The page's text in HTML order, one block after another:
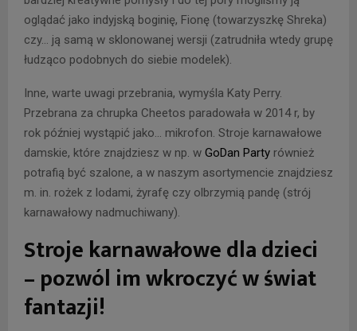
oglądać jako indyjską boginię, Fionę (towarzyszkę Shreka)
czy… ją samą w sklonowanej wersji (zatrudniła wtedy grupę
łudząco podobnych do siebie modelek).
Inne, warte uwagi przebrania, wymyśla Katy Perry.
Przebrana za chrupka Cheetos paradowała w 2014 r, by
rok później wystąpić jako… mikrofon. Stroje karnawałowe
damskie, które znajdziesz w np. w GoDan Party również
potrafią być szalone, a w naszym asortymencie znajdziesz
m. in. rożek z lodami, żyrafę czy olbrzymią pandę (strój
karnawałowy nadmuchiwany).
Stroje karnawałowe dla dzieci
– pozwól im wkroczyć w świat
fantazji!